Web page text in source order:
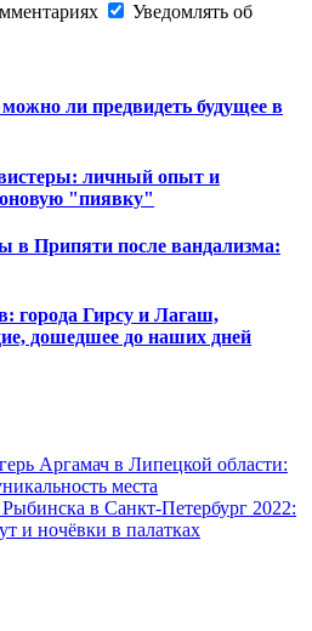
Уведомлять об
ли предвидеть будущее в
личный опыт и
"пиявку"
в Припяти после вандализма:
города Гирсу и Лагаш,
дошедшее до наших дней
Аргамач в Липецкой области:
места
в Санкт-Петербург 2022:
и ночёвки в палатках